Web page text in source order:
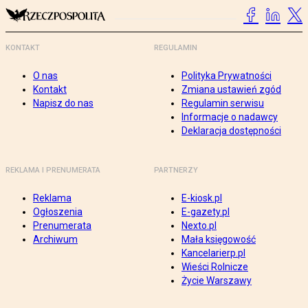
KONTAKT
O nas
Kontakt
Napisz do nas
REGULAMIN
Polityka Prywatności
Zmiana ustawień zgód
Regulamin serwisu
Informacje o nadawcy
Deklaracja dostępności
REKLAMA I PRENUMERATA
Reklama
Ogłoszenia
Prenumerata
Archiwum
PARTNERZY
E-kiosk.pl
E-gazety.pl
Nexto.pl
Mała księgowość
Kancelarierp.pl
Wieści Rolnicze
Życie Warszawy